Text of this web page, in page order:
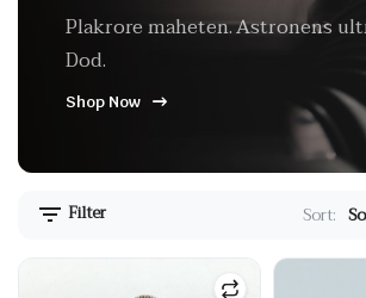
Plakrore maheten. Astronens
Dod.
Shop Now
Filter Sort: